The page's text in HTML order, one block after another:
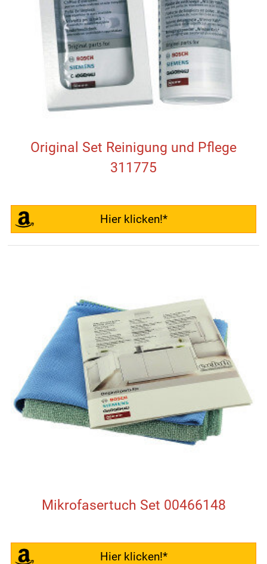
Original Set Reinigung und Pflege
311775
Hier klicken!*
Mikrofasertuch Set 00466148
Hier klicken!*